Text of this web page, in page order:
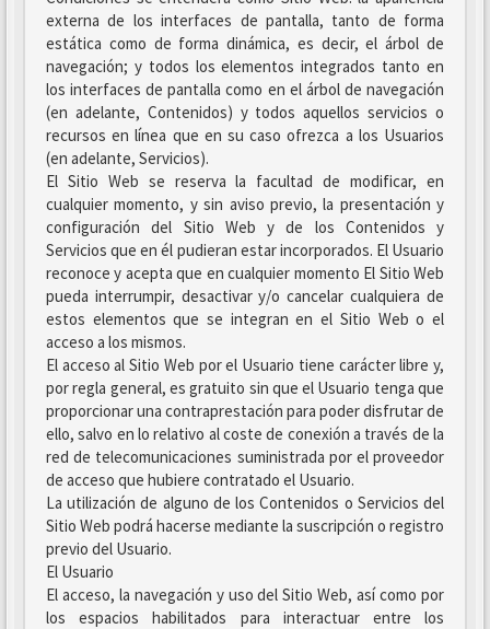
externa de los interfaces de pantalla, tanto de forma
estática como de forma dinámica, es decir, el árbol de
navegación; y todos los elementos integrados tanto en
los interfaces de pantalla como en el árbol de navegación
(en adelante, Contenidos) y todos aquellos servicios o
recursos en línea que en su caso ofrezca a los Usuarios
(en adelante, Servicios).
El Sitio Web se reserva la facultad de modificar, en
cualquier momento, y sin aviso previo, la presentación y
configuración del Sitio Web y de los Contenidos y
Servicios que en él pudieran estar incorporados. El Usuario
reconoce y acepta que en cualquier momento El Sitio Web
pueda interrumpir, desactivar y/o cancelar cualquiera de
estos elementos que se integran en el Sitio Web o el
acceso a los mismos.
El acceso al Sitio Web por el Usuario tiene carácter libre y,
por regla general, es gratuito sin que el Usuario tenga que
proporcionar una contraprestación para poder disfrutar de
ello, salvo en lo relativo al coste de conexión a través de la
red de telecomunicaciones suministrada por el proveedor
de acceso que hubiere contratado el Usuario.
La utilización de alguno de los Contenidos o Servicios del
Sitio Web podrá hacerse mediante la suscripción o registro
previo del Usuario.
El Usuario
El acceso, la navegación y uso del Sitio Web, así como por
los espacios habilitados para interactuar entre los